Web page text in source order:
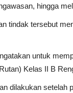
hingga
tindak tersebut
untuk
Kelas II B
dilakukan setelah